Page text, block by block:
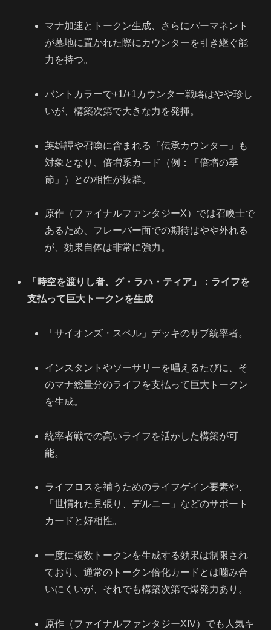
マナ加速とトークン生成、さらにパーマネント
が墓地に置かれた際にカウンターを引き継ぐ能
力を持つ。
バントカラーで+1/+1カウンター戦略はやや珍し
いが、構築次第で大きな力を発揮。
英雄譚や召喚に含まれる「伝承カウンター」も
対象となり、倍増系カード（例：「倍増の季
節」）との相性が抜群。
原作（ファイナルファンタジーX）では召喚士で
あるため、フレーバー面での期待はやや外れる
が、効果自体は非常に強力。
「時空を渡りし者、グ・ラハ・ティア」：ライフを
支払って巨大トークンを生成
「サイオンズ・スペル」デッキのサブ統率者。
インスタントやソーサリーを唱えるたびに、そ
のマナ総量分のライフを支払って巨大トークン
を生成。
統率者戦での高いライフを活かした構築が可
能。
ライフロスを補うためのライフゲイン要素や、
「世慣れた見張り、デルニー」などのサポート
カードと好相性。
一度に複数トークンを生成する効果は制限され
ており、通常のトークン倍化カードとは噛み合
いにくいが、それでも構築次第で爆発力あり。
原作（ファイナルファンタジーXIV）でも人気キ